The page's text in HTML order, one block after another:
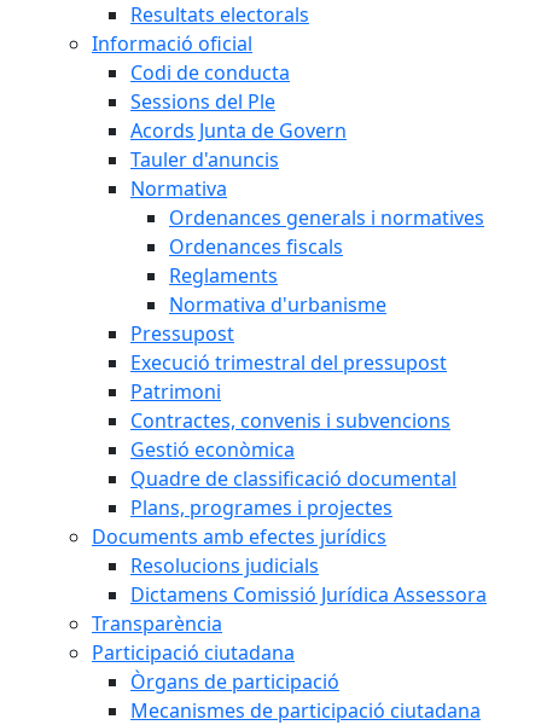
Resultats electorals
Informació oficial
Codi de conducta
Sessions del Ple
Acords Junta de Govern
Tauler d'anuncis
Normativa
Ordenances generals i normatives
Ordenances fiscals
Reglaments
Normativa d'urbanisme
Pressupost
Execució trimestral del pressupost
Patrimoni
Contractes, convenis i subvencions
Gestió econòmica
Quadre de classificació documental
Plans, programes i projectes
Documents amb efectes jurídics
Resolucions judicials
Dictamens Comissió Jurídica Assessora
Transparència
Participació ciutadana
Òrgans de participació
Mecanismes de participació ciutadana